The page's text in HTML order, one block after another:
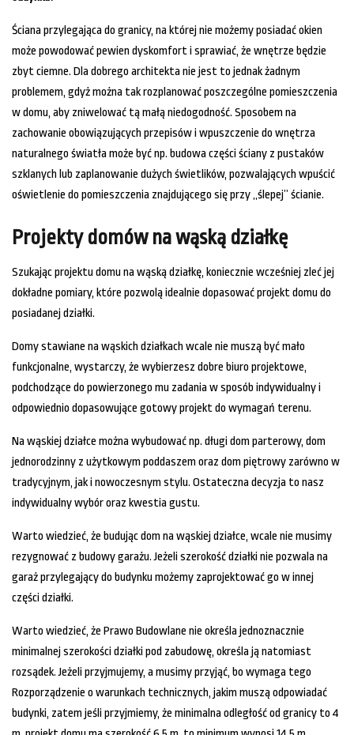
Ściana przylegająca do granicy, na której nie możemy posiadać okien
może powodować pewien dyskomfort i sprawiać, że wnętrze będzie
zbyt ciemne. Dla dobrego architekta nie jest to jednak żadnym
problemem, gdyż można tak rozplanować poszczególne pomieszczenia
w domu, aby zniwelować tą małą niedogodność. Sposobem na
zachowanie obowiązujących przepisów i wpuszczenie do wnętrza
naturalnego światła może być np. budowa części ściany z pustaków
szklanych lub zaplanowanie dużych świetlików, pozwalających wpuścić
oświetlenie do pomieszczenia znajdującego się przy „ślepej” ścianie.
Projekty domów na wąską działkę
Szukając projektu domu na wąską działkę, koniecznie wcześniej zleć jej
dokładne pomiary, które pozwolą idealnie dopasować projekt domu do
posiadanej działki.
Domy stawiane na wąskich działkach wcale nie muszą być mało
funkcjonalne, wystarczy, że wybierzesz dobre biuro projektowe,
podchodzące do powierzonego mu zadania w sposób indywidualny i
odpowiednio dopasowujące gotowy projekt do wymagań terenu.
Na wąskiej działce można wybudować np. długi dom parterowy, dom
jednorodzinny z użytkowym poddaszem oraz dom piętrowy zarówno w
tradycyjnym, jak i nowoczesnym stylu. Ostateczna decyzja to nasz
indywidualny wybór oraz kwestia gustu.
Warto wiedzieć, że budując dom na wąskiej działce, wcale nie musimy
rezygnować z budowy garażu. Jeżeli szerokość działki nie pozwala na
garaż przylegający do budynku możemy zaprojektować go w innej
części działki.
Warto wiedzieć, że Prawo Budowlane nie określa jednoznacznie
minimalnej szerokości działki pod zabudowę, określa ją natomiast
rozsądek. Jeżeli przyjmujemy, a musimy przyjąć, bo wymaga tego
Rozporządzenie o warunkach technicznych, jakim muszą odpowiadać
budynki, zatem jeśli przyjmiemy, że minimalna odległość od granicy to 4